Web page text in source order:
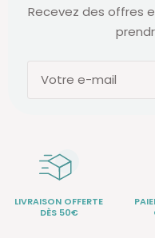
Recevez des offres
Votre e-mail
LIVRAISON OFFERTE
DÈS 50€